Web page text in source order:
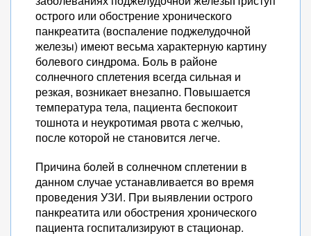
острого или обострение хронического
панкреатита (воспаление поджелудочной
железы) имеют весьма характерную картину
болевого синдрома. Боль в районе
солнечного сплетения всегда сильная и
резкая, возникает внезапно. Повышается
температура тела, пациента беспокоит
тошнота и неукротимая рвота с желчью,
после которой не становится легче.
Причина болей в солнечном сплетении в
данном случае устанавливается во время
проведения УЗИ. При выявлении острого
панкреатита или обострения хронического
пациента госпитализируют в стационар.